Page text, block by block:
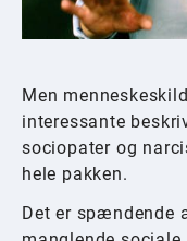
Men
interessante
sociopater og
hele pakken.
Det er spændende